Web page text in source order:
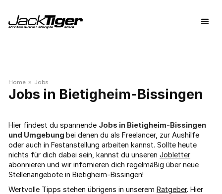
Home » Jobs
Bietigheim-Bissingen
Hier findest du spannende Jobs in Bietigheim-Bissingen
und Umgebung bei denen du als Freelancer, zur Aushilfe
oder auch in Festanstellung arbeiten kannst. Sollte heute
nichts für dich dabei sein, kannst du unseren Jobletter
abonnieren und wir infomieren dich regelmäßig über neue
Stellenangebote in Bietigheim-Bissingen!
Wertvolle Tipps stehen übrigens in unserem Ratgeber. Hier